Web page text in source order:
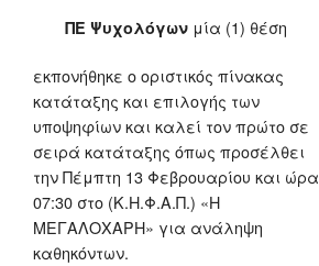
ΠΕ Ψυχολόγων μία (1) θέση
εκπονήθηκε ο οριστικός πίνακας
κατάταξης και επιλογής των
υποψηφίων και καλεί τον πρώτο σε
σειρά κατάταξης όπως προσέλθει
την Πέμπτη 13 Φεβρουαρίου και ώρα
07:30 στο (Κ.Η.Φ.Α.Π.) «Η
ΜΕΓΑΛΟΧΑΡΗ» για ανάληψη
καθηκόντων.